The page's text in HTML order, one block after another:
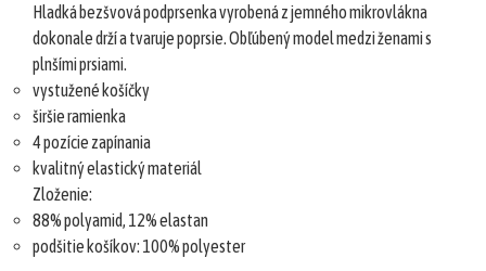
šortky
Teplákové
súpravy/
komplety
Svetre/Pulóvre
Topánky
legíny/tepláky
Bundy,
Hladká bezšvová podprsenka vyrobená z jemného mikrovlákna
dokonale drží a tvaruje poprsie. Obľúbený model medzi ženami s
plnšími prsiami.
vystužené košíčky
širšie ramienka
4 pozície zapínania
kvalitný elastický materiál
Zloženie:
88% polyamid, 12% elastan
podšitie košíkov: 100% polyester